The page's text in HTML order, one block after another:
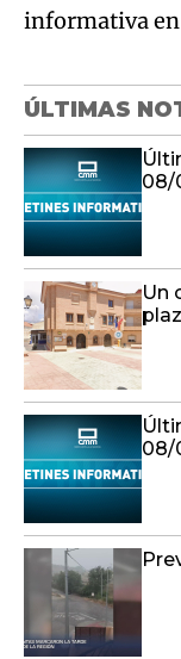
informativa en
ÚLTIMAS
08/
Un
08/